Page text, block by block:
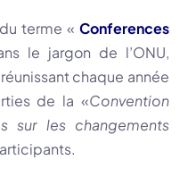
terme « Conferences
le jargon de l’ONU,
chaque année
de la «Convention
sur les changements